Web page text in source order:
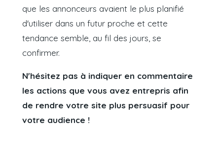
que les annonceurs avaient le plus planifié
d'utiliser dans un futur proche et cette
tendance semble, au fil des jours, se
confirmer.
N'hésitez pas à indiquer en commentaire
les actions que vous avez entrepris afin
de rendre votre site plus persuasif pour
votre audience !